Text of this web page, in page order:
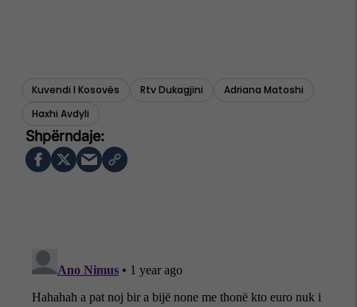
Kuvendi I Kosovës Rtv Dukagjini
Adriana Matoshi
Haxhi Avdyli